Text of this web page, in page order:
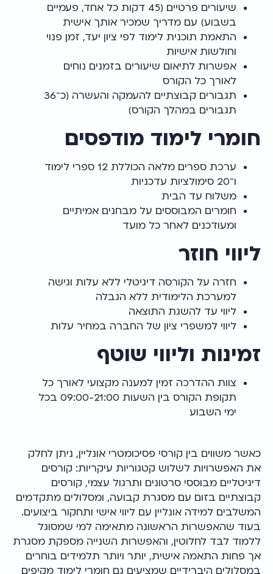
שיעורים פרטיים (45 דקות כל אחד, פעמיים
בשבוע) עם מדריך שמכיר אותך אישית
התאמת תוכנית לימוד לפי ציון יעד, זמן פנוי
וחולשות אישיות
אפשרות לתיאום שיעורים בזמנים נוחים
לאורך כל הקורס
תגבורים קבוצתיים להעמקה והעשרה (כ־36
תגבורים במהלך הקורס)
חומרי לימוד מודפסים
ערכת ספרים מלאה הכוללת 12 ספרי לימוד
ו־20 סימולציות עדכניות
משלוח עד הבית
חומרים המבוססים על מבחנים אמיתיים
ומעודכנים לאחר כל מועד
ליווי חוזר
חזרה על הקורסה דיגיטלי ללא עלות וגישה
למערכת הלימודית ללא הגבלה
ליווי עד להשגת התוצאה
ליווי למשפרי ציון של החברה במחיר עלות
זמינות וליווי שוטף
צוות ההדרכה זמין למענה מקצועי לאורך כל
תקופת הקורס בין השעות 09:00-21:00 בכל
ימי השבוע
כאשר משווים בין קורסי פסיכומטרי אונליין, ניתן לחלק
את האפשרויות לשלוש קטגוריות עיקריות: קורסים
דיגיטליים מבוססי סרטונים ותרגול עצמי, קורסים
קבוצתיים בזום עם מסגרת קבועה, ומסלולים מתקדמים
המשלבים למידה אונליין עם ליווי אישי ותחקור ביצועים.
בעוד שהאפשרות הראשונה מתאימה למי שמסוגל
ללמוד לבד לחלוטין, והאפשרות השנייה מספקת מסגרת
אך פחות התאמה אישית, יותר ויותר תלמידים בוחרים
במסלולים היברידיים שמציעים גם חומרי לימוד מקיפים